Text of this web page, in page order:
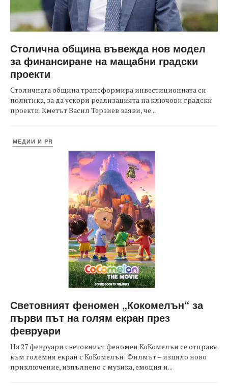
Столична община въвежда нов модел
за финансиране на мащабни градски
проекти
Столичната община трансформира инвестиционната си
политика, за да ускори реализацията на ключови градски
проекти. Кметът Васил Терзиев заяви, че...
МЕДИИ И PR
Световният феномен „Кокомелън“ за
първи път на голям екран през
февруари
На 27 февруари световният феномен КоКомелън се отправя
към големия екран с КоКомелън: Филмът – изцяло ново
приключение, изпълнено с музика, емоция и...